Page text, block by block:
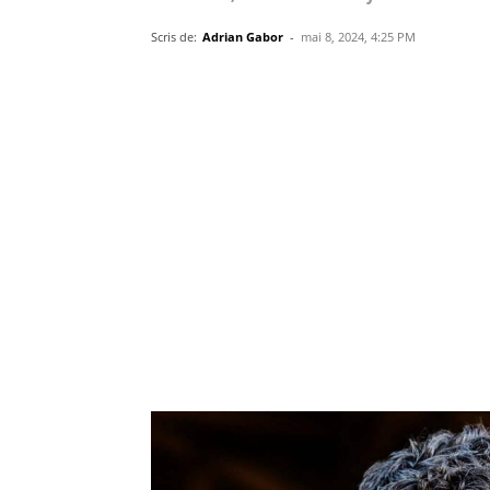
Scris de: Adrian Gabor - mai 8, 2024, 4:25 PM